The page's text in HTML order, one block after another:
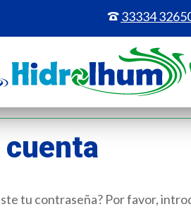
33334
tu contraseña? Por favor,